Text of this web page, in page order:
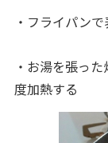
・フライパン
・お湯を張っ
度加熱する